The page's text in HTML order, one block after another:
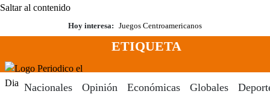
Saltar al contenido
Hoy interesa: Juegos Centroamericanos
Menú
ETIQUETA
Nacionales Opinión Económicas Globales